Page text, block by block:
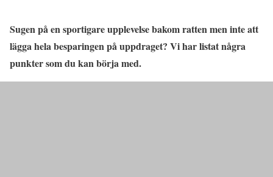
Sugen på en sportigare upplevelse bakom ratten men inte att
lägga hela besparingen på uppdraget? Vi har listat några
punkter som du kan börja med.